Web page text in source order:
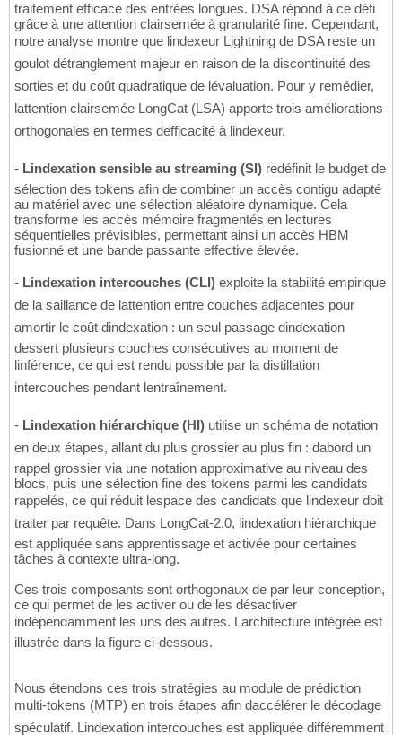
traitement efficace des entrées longues. DSA répond à ce défi
grâce à une attention clairsemée à granularité fine. Cependant,
notre analyse montre que lindexeur Lightning de DSA reste un
goulot détranglement majeur en raison de la discontinuité des
sorties et du coût quadratique de lévaluation. Pour y remédier,
lattention clairsemée LongCat (LSA) apporte trois améliorations
orthogonales en termes defficacité à lindexeur.
- Lindexation sensible au streaming (SI) redéfinit le budget de
sélection des tokens afin de combiner un accès contigu adapté
au matériel avec une sélection aléatoire dynamique. Cela
transforme les accès mémoire fragmentés en lectures
séquentielles prévisibles, permettant ainsi un accès HBM
fusionné et une bande passante effective élevée.
- Lindexation intercouches (CLI) exploite la stabilité empirique
de la saillance de lattention entre couches adjacentes pour
amortir le coût dindexation : un seul passage dindexation
dessert plusieurs couches consécutives au moment de
linférence, ce qui est rendu possible par la distillation
intercouches pendant lentraînement.
- Lindexation hiérarchique (HI) utilise un schéma de notation
en deux étapes, allant du plus grossier au plus fin : dabord un
rappel grossier via une notation approximative au niveau des
blocs, puis une sélection fine des tokens parmi les candidats
rappelés, ce qui réduit lespace des candidats que lindexeur doit
traiter par requête. Dans LongCat-2.0, lindexation hiérarchique
est appliquée sans apprentissage et activée pour certaines
tâches à contexte ultra-long.
Ces trois composants sont orthogonaux de par leur conception,
ce qui permet de les activer ou de les désactiver
indépendamment les uns des autres. Larchitecture intégrée est
illustrée dans la figure ci-dessous.
Nous étendons ces trois stratégies au module de prédiction
multi-tokens (MTP) en trois étapes afin daccélérer le décodage
spéculatif. Lindexation intercouches est appliquée différemment